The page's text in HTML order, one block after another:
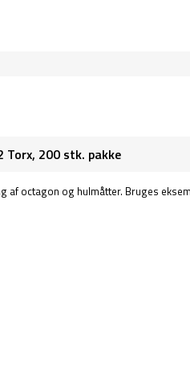
Torx, 200 stk. pakke
af octagon og hulmåtter. Bruges